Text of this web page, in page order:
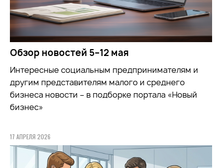
Обзор новостей 5–12 мая
Интересные социальным предпринимателям и
другим представителям малого и среднего
бизнеса новости – в подборке портала «Новый
бизнес»
17 АПРЕЛЯ 2026